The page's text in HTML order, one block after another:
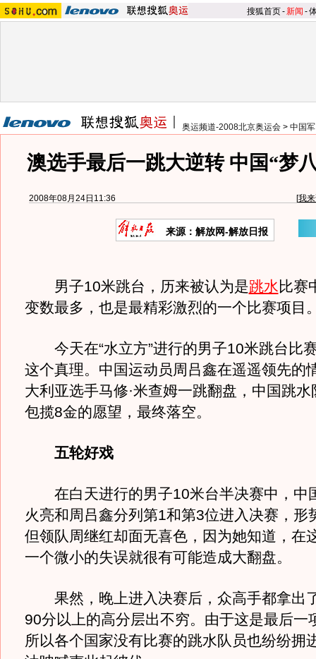
搜狐首页-新闻 -
奥运频道-2008北京奥运会 > 中国
澳选手最后一跳大逆转 中国“梦
2008年08月24日11:36 [我
来源：解放网-解放日报
男子10米跳台，历来被认为是跳水比赛
变数最多，也是最精彩激烈的一个比赛项目
今天在“水立方”进行的男子10米跳台比
这个真理。中国运动员周吕鑫在遥遥领先的
大利亚选手马修·米查姆一跳翻盘，中国跳
包揽8金的愿望，最终落空。
五轮好戏
在白天进行的男子10米台半决赛中，中
火亮和周吕鑫分列第1和第3位进入决赛，形
但领队周继红却面无喜色，因为她知道，在
一个微小的失误就很有可能造成大翻盘。
果然，晚上进入决赛后，众高手都拿出
90分以上的高分层出不穷。由于这是最后一
所以各个国家没有比赛的跳水队员也纷纷拥